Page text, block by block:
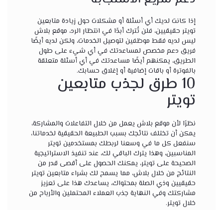
إذا كانت لديك أي أسئلة أو مشكلات حول زيادة متابعين
تويتر حقيقيين، فلن تُترك أبدًا في انتظار الرد، موقع بلاش
ليس لديه فقط موظفين لتوصيل الخدمات، ولكن لديه أيضًا
فريق دعم مخصص لمساعدتك في أي شيء على طول
الطريق، يمكنهم أيضًا مساعدتك في أي أسئلة متعلقة
بالفوترة أو باقات إضافية أو إغلاق حسابك.
10 طرق لجذب متابعين
تويتر
نظرًا لأن موقع بلاش يعمل من خلال التفاعلات والمشاركة،
يمكن أن تختلف نتائجك بسبب الطبيعة الحقيقية لخدماتنا،
سنفعل كل ما في وسعنا لربطك بمستخدمين تويتر
المناسبين، وهذا يترك الباقي لك، عند تنفيذ الاستراتيجية
الصحيحة على تويتر، يمكنك الحصول على أقصى قدر من
النتائج من خلال بلاش، مما يسمح لك بشراء متابعين تويتر
حقيقيين وذي الصلة بمحتواك، يساعدك هذا على تعزيز
مشاركتك وفي النهاية جذب العملاء المحتملين والأرباح من
خلال تويتر.